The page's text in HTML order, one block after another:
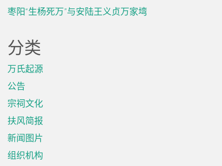
枣阳“生杨死万”与安陆王义贞万家塆
分类
万氏起源
公告
宗祠文化
扶风简报
新闻图片
组织机构